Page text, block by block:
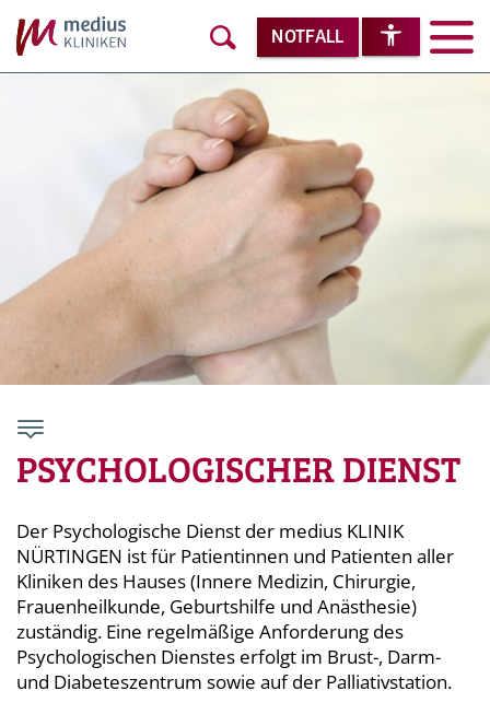
NOTFALL
PSYCHOLOGISCHER DIENST
Der Psychologische Dienst der medius KLINIK
NÜRTINGEN ist für Patientinnen und Patienten aller
Kliniken des Hauses (Innere Medizin, Chirurgie,
Frauenheilkunde, Geburtshilfe und Anästhesie)
zuständig. Eine regelmäßige Anforderung des
Psychologischen Dienstes erfolgt im Brust-, Darm-
und Diabeteszentrum sowie auf der Palliativstation.